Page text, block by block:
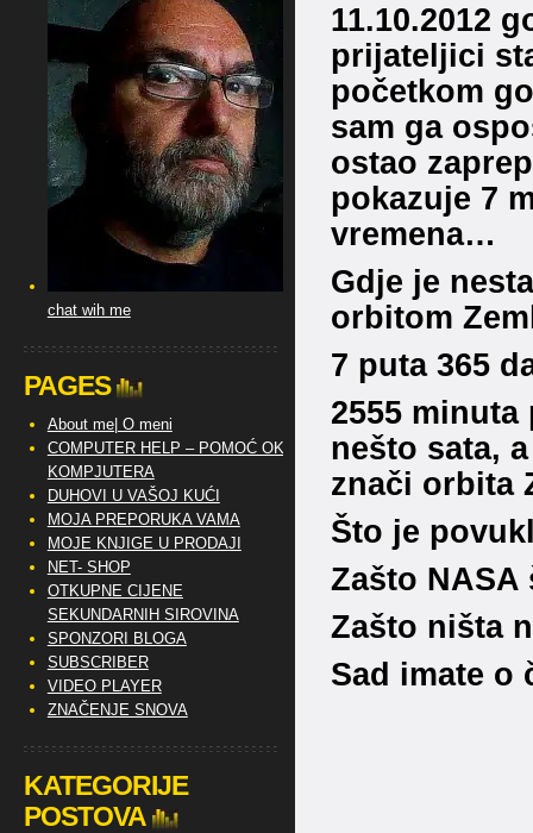
11.10.2012
prijateljici
početkom
sam ga
ostao
pokazuje 7
vremena…
Gdje je
orbitom
7 puta 365
2555
nešto sata,
znači orbita
Što je
Zašto
Zašto ništa
Sad imate o
chat wih me
PAGES
About me| O meni
COMPUTER HELP – POMOĆ OKO
KOMPJUTERA
DUHOVI U VAŠOJ KUĆI
MOJA PREPORUKA VAMA
MOJE KNJIGE U PRODAJI
NET- SHOP
OTKUPNE CIJENE
SEKUNDARNIH SIROVINA
SPONZORI BLOGA
SUBSCRIBER
VIDEO PLAYER
ZNAČENJE SNOVA
KATEGORIJE
POSTOVA